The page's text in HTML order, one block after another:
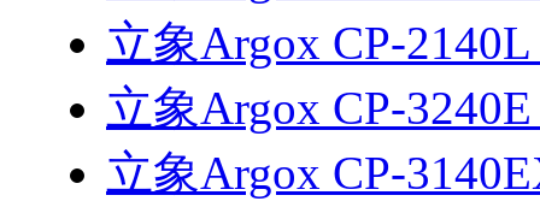
立象Argox CP-
立象Argox CP-
立象Argox CP-